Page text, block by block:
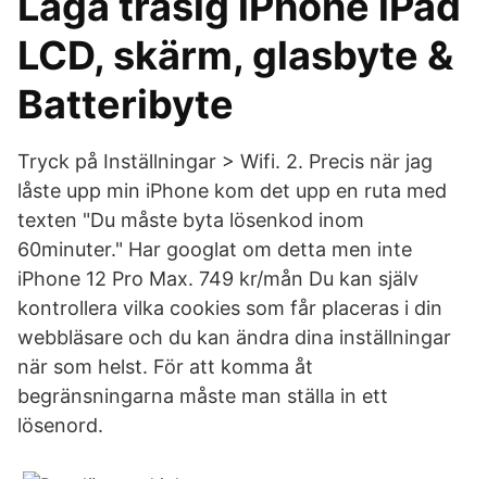
LCD, skärm, glasbyte &
Batteribyte
Tryck på Inställningar > Wifi. 2. Precis när jag
låste upp min iPhone kom det upp en ruta med
texten "Du måste byta lösenkod inom
60minuter." Har googlat om detta men inte
iPhone 12 Pro Max. 749 kr/mån Du kan själv
kontrollera vilka cookies som får placeras i din
webbläsare och du kan ändra dina inställningar
när som helst. För att komma åt
begränsningarna måste man ställa in ett
lösenord.